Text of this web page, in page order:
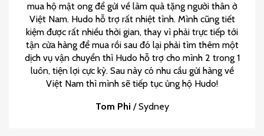
mua hộ mật ong để gửi về làm quà tặng người thân ở
Việt Nam. Hudo hỗ trợ rất nhiệt tình. Mình cũng tiết
kiệm được rất nhiều thời gian, thay vì phải trực tiếp tới
tận cửa hàng để mua rồi sau đó lại phải tìm thêm một
dịch vụ vận chuyển thì Hudo hỗ trợ cho mình 2 trong 1
luôn, tiện lợi cực kỳ. Sau này có nhu cầu gửi hàng về
Việt Nam thì mình sẽ tiếp tục ủng hộ Hudo!
Tom Phi /Sydney